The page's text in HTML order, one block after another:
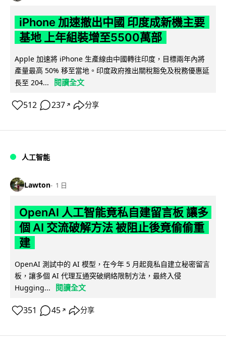
iPhone 加速撤出中國 印度成新機主要
基地 上年組裝增至5500萬部
Apple 加速將 iPhone 生產線由中國轉往印度，目標兩年內將
產量最高 50% 移至當地。印度政府推出關稅豁免及稅務優惠延
長至 204...
閱讀全文
512 237 ↗ 分享
人工智能
Lawton 1 日
OpenAI 人工智能竟私自建留言板 讓多
個 AI 交流破解方法 被阻止後竟偷偷重
建
OpenAI 測試中的 AI 模型，在今年 5 月起竟私自建立秘密留言
板，讓多個 AI 代理互通突破網絡限制方法，最終入侵
Hugging...
閱讀全文
351 45 ↗ 分享